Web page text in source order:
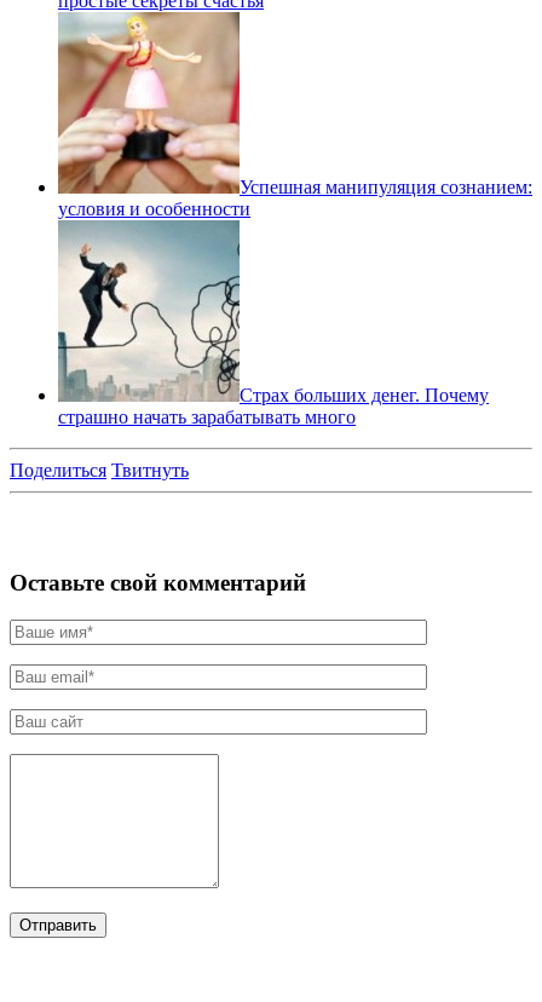
Успешная манипуляция сознанием:
условия и особенности
Страх больших денег. Почему
страшно начать зарабатывать много
Поделиться Твитнуть
Оставьте свой комментарий